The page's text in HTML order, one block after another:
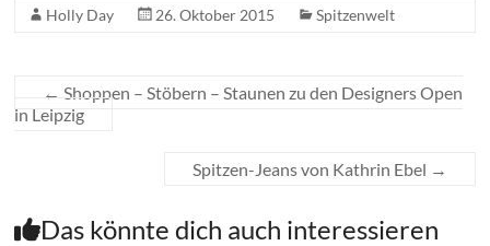
Holly Day 26. Oktober 2015 Spitzenwelt
← Shoppen – Stöbern – Staunen zu den Designers Open
in Leipzig
Spitzen-Jeans von Kathrin Ebel →
Das könnte dich auch interessieren